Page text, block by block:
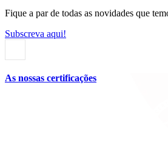
Fique a par de todas as novidades que
Subscreva aqui!
As nossas certificações